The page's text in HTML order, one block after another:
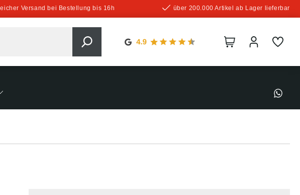
Versand bei Bestellung bis 16h über 200.000 Artikel ab Lager lieferbar